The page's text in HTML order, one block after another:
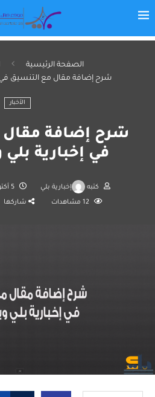
الصفحة الرئيسية
شرح إضافة مقال مع التنسيق في
الأخبار
شرح إضافة مقال
في إخبارية بلي
كتبه إخبارية بلي 5 أكتوبر، 2014
12 مشاهدات شاركها